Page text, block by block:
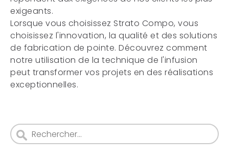
exigeants.
Lorsque vous choisissez Strato Compo, vous
choisissez l'innovation, la qualité et des solutions
de fabrication de pointe. Découvrez comment
notre utilisation de la technique de l'infusion
peut transformer vos projets en des réalisations
exceptionnelles.